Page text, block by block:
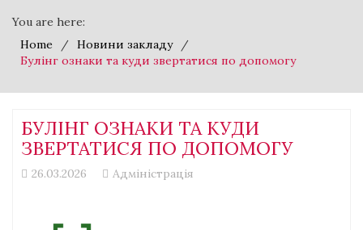
You are here:
Home
Новини закладу
Булінг ознаки та куди звертатися по допомогу
БУЛІНГ ОЗНАКИ ТА КУДИ
ЗВЕРТАТИСЯ ПО ДОПОМОГУ
26.03.2026 Адміністрація